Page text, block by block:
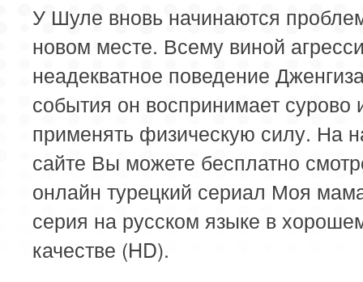
У Шуле вновь начинаются
новом месте. Всему виной
неадекватное поведение
события он воспринимает сурово
применять физическую силу. На
сайте Вы можете бесплатно
онлайн турецкий сериал Моя
серия на русском языке в
качестве (HD).